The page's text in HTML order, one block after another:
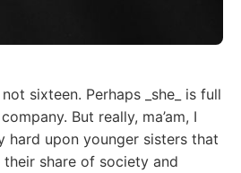
sixteen. Perhaps _she_ is full
But really, ma’am, I
hard upon younger sisters that
share of society and